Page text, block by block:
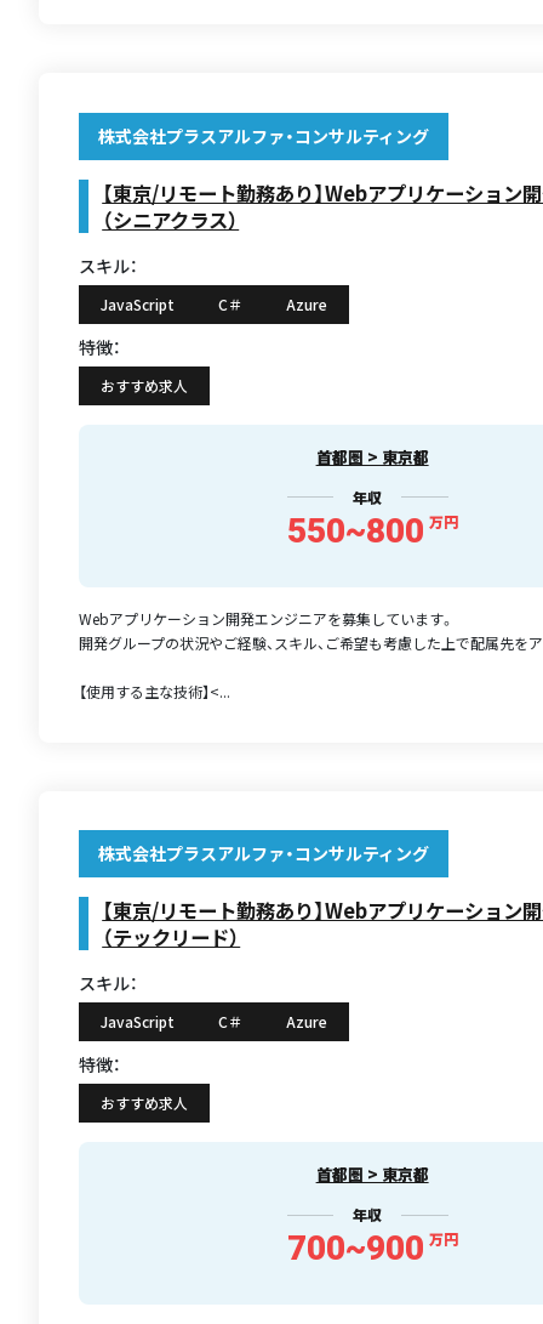
株式会社プラスアルファ・コンサルティング
【東京/リモート勤務あり】Webアプリケーション
（シニアクラス）
スキル：
JavaScript C＃ Azure
特徴：
おすすめ求人
首都圏 > 東京都
年収
550~800 万円
Webアプリケーション開発エンジニアを募集しています。
開発グループの状況やご経験、スキル、ご希望も考慮した上で配属先を
【使用する主な技術】<...
株式会社プラスアルファ・コンサルティング
【東京/リモート勤務あり】Webアプリケーション
（テックリード）
スキル：
JavaScript C＃ Azure
特徴：
おすすめ求人
首都圏 > 東京都
年収
700~900 万円